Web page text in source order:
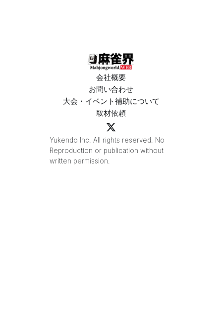
会社概要
お問い合わせ
大会・イベント補助について
取材依頼
Yukendo Inc. All rights reserved. No
Reproduction or publication without
written permission.